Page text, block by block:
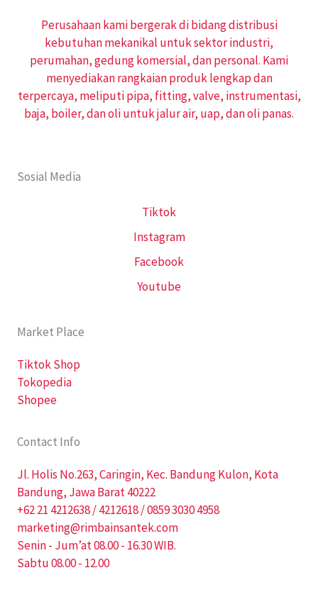
Perusahaan kami bergerak di bidang distribusi
kebutuhan mekanikal untuk sektor industri,
perumahan, gedung komersial, dan personal. Kami
menyediakan rangkaian produk lengkap dan
terpercaya, meliputi pipa, fitting, valve, instrumentasi,
baja, boiler, dan oli untuk jalur air, uap, dan oli panas.
Sosial Media
Tiktok
Instagram
Facebook
Youtube
Market Place
Tiktok Shop
Tokopedia
Shopee
Contact Info
Jl. Holis No.263, Caringin, Kec. Bandung Kulon, Kota
Bandung, Jawa Barat 40222
+62 21 4212638 / 4212618 / 0859 3030 4958
marketing@rimbainsantek.com
Senin - Jum’at 08.00 - 16.30 WIB.
Sabtu 08.00 - 12.00